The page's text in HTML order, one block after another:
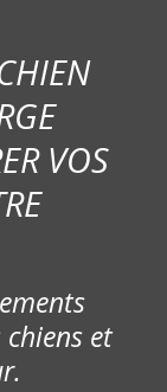
VOS
et